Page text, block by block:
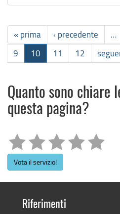
« prima ‹ precedente …
9
10 11 12
Quanto sono chiare
questa pagina?
Vota il servizio!
Riferimenti